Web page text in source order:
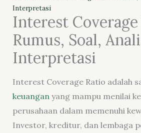
Interpretasi
Interest Coverage
Rumus, Soal,
Interpretasi
Interest Coverage Ratio adalah
keuanganyang mampu menilai
perusahaan dalam memenuhi
Investor, kreditur, dan lembaga